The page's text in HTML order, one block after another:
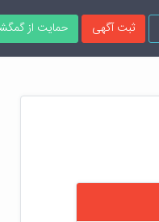
ثبت آگهی حمایت از